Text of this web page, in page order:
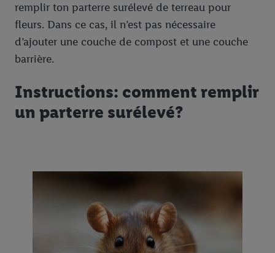
remplir ton parterre surélevé de terreau pour
fleurs. Dans ce cas, il n’est pas nécessaire
d’ajouter une couche de compost et une couche
barrière.
Instructions: comment remplir
un parterre surélevé?